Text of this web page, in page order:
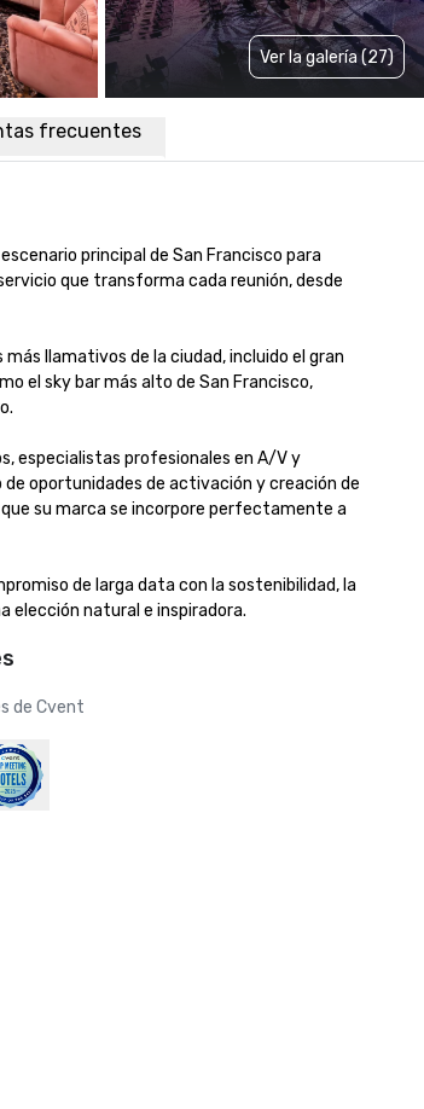
Ver la galería (27)
frecuentes
principal de San Francisco para
que transforma cada reunión, desde
llamativos de la ciudad, incluido el gran
el sky bar más alto de San Francisco,
especialistas profesionales en A/V y
oportunidades de activación y creación de
su marca se incorpore perfectamente a
de larga data con la sostenibilidad, la
elección natural e inspiradora.
de Cvent